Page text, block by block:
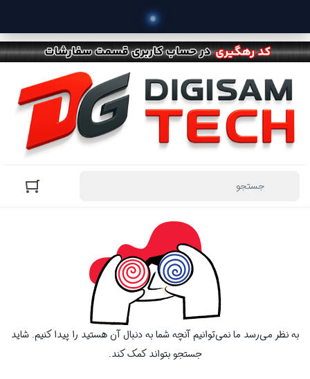
به نظر می‌رسد ما نمی‌توانیم آنچه شما به دنبال آن هستید را پیدا کنیم. شاید
جستجو بتواند کمک کند.